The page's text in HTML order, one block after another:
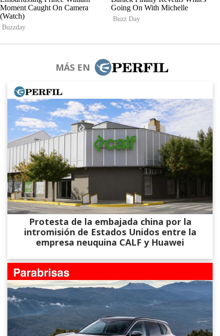
MÁS EN
Protesta de la embajada china por la
intromisión de Estados Unidos entre la
empresa neuquina CALF y Huawei